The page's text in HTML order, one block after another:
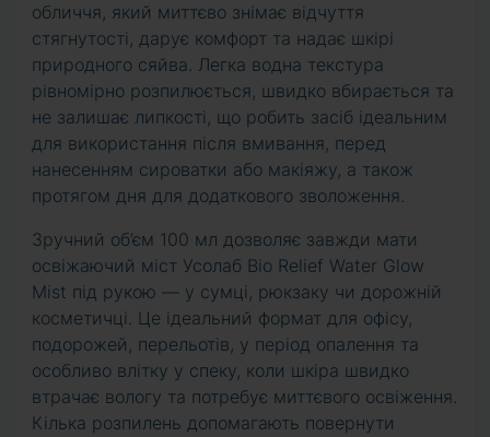
обличчя, який миттєво знімає відчуття
стягнутості, дарує комфорт та надає шкірі
природного сяйва. Легка водна текстура
рівномірно розпилюється, швидко вбирається та
не залишає липкості, що робить засіб ідеальним
для використання після вмивання, перед
нанесенням сироватки або макіяжу, а також
протягом дня для додаткового зволоження.
Зручний об’єм 100 мл дозволяє завжди мати
освіжаючий міст Усолаб Bio Relief Water Glow
Mist під рукою — у сумці, рюкзаку чи дорожній
косметичці. Це ідеальний формат для офісу,
подорожей, перельотів, у період опалення та
особливо влітку у спеку, коли шкіра швидко
втрачає вологу та потребує миттєвого освіження.
Кілька розпилень допомагають повернути